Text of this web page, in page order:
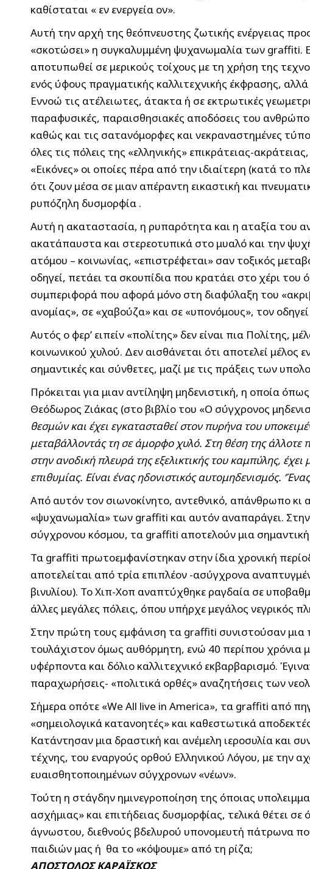
καθίσταται « εν ενεργεία ον».
Αυτή την αρχή της θεόπνευστης ζωτικής ενέργειας
«σκοτώσει» η συγκαλυμμένη ψυχανωμαλία των graffiti.
αποτυπωθεί σε μερικούς τοίχους με τη χρήση της
ενός ύφους πραγματικής καλλιτεχνικής έκφρασης,
Εννοώ τις ατέλειωτες, άτακτα ή σε εκτρωτικές
παραφυσικές, παραισθησιακές αποδόσεις του
καθώς και τις σατανόμορφες και νεκραναστημένες
όλες τις πόλεις της «ελληνικής» επικράτειας-
«Εικόνες» οι οποίες πέρα από την ιδιαίτερη (κατά το
ότι ζουν μέσα σε μιαν απέραντη εικαστική και
ρυπόζηλη δυσμορφία .
Αυτή η ακαταστασία, η ρυπαρότητα και η αταξία του
ακατάπαυστα και στερεοτυπικά στο μυαλό και την
ατόμου – κοινωνίας, «επιστρέφεται» σαν τοξικός
οδηγεί, πετάει τα σκουπίδια που κρατάει στο χέρι του
συμπεριφορά που αφορά μόνο στη διαφύλαξη του
ανομίας», σε «χαβούζα» και σε «υπονόμους», τον
Αυτός ο φερ’ ειπείν «πολίτης» δεν είναι πια
κοινωνικού χυλού. Δεν αισθάνεται ότι αποτελεί μέλος
σημαντικές και σύνθετες, μαζί με τις πράξεις των
Πρόκειται για μιαν αντίληψη μηδενιστική, η οποία
Θεόδωρος Ζιάκας (στο βιβλίο του «Ο σύγχρονος
θεσμών και έχει εγκατασταθεί στον πυρήνα του
μεταβάλλοντάς τη σε άμορφο χυλό. Στη θέση της
στην ανοδική πλευρά της εξελικτικής του καμπύλης,
επιθυμίας. Είναι ένας ηδονιστικός αυτομηδενισμός.
Από αυτόν τον σιωνοκίνητο, αντεθνικό, απάνθρωπο κι
«ψυχανωμαλία» των graffiti και αυτόν αναπαράγει.
σύγχρονου κόσμου, τα graffiti αποτελούν μια
Τα graffiti πρωτοεμφανίστηκαν στην ίδια χρονική
αποτελείται από τρία επιπλέον -ασύγχρονα
βινυλίου). Το Χιπ-Χοπ αναπτύχθηκε ραγδαία σε
άλλες μεγάλες πόλεις, όπου υπήρχε μεγάλος νεγρικός
Στην πρώτη τους εμφάνιση τα graffiti συνιστούσαν μια
τουλάχιστον όμως αυθόρμητη, ενώ 40 περίπου χρόνια
υφέρποντα και δόλιο καλλιτεχνικό εκβαρβαρισμό.
παραχωρήσεις- «πολιτικά ορθές» αναζητήσεις των
Σήμερα οπότε «We All live in America», τα graffiti από
«σημειολογικά κατανοητές» και καθεστωτικά
Κατάντησαν μια δραστική και ανέμελη ιεροσυλία και
τέχνης, του εναργούς ορθού Ελληνικού Λόγου, με την
ευαισθητοποιημένων σύγχρονων «νέων».
Τούτη η στάγδην ημινεγροποίηση της όποιας
ασχήμιας» και επιτήδειας δυσμορφίας, τελικά θέτει
άγνωστου, διεθνούς βδελυρού υπονομευτή πάτρωνα που
παιδιών μας ή θα το «κόψουμε» από τη ρίζα;
ΑΠΟΣΤΟΛΟΣ ΚΑΡΑΪΣΚΟΣ